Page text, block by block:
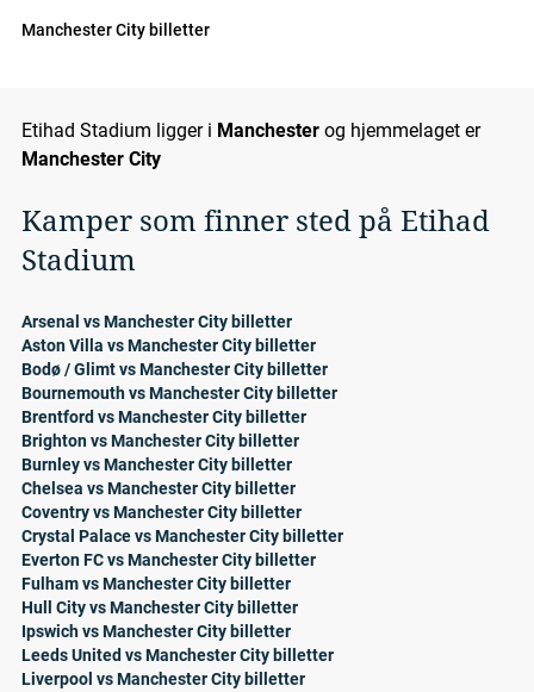
Manchester City billetter
Etihad Stadium ligger i Manchester og hjemmelaget er
Manchester City
Kamper som finner sted på Etihad
Stadium
Arsenal vs Manchester City billetter
Aston Villa vs Manchester City billetter
Bodø / Glimt vs Manchester City billetter
Bournemouth vs Manchester City billetter
Brentford vs Manchester City billetter
Brighton vs Manchester City billetter
Burnley vs Manchester City billetter
Chelsea vs Manchester City billetter
Coventry vs Manchester City billetter
Crystal Palace vs Manchester City billetter
Everton FC vs Manchester City billetter
Fulham vs Manchester City billetter
Hull City vs Manchester City billetter
Ipswich vs Manchester City billetter
Leeds United vs Manchester City billetter
Liverpool vs Manchester City billetter